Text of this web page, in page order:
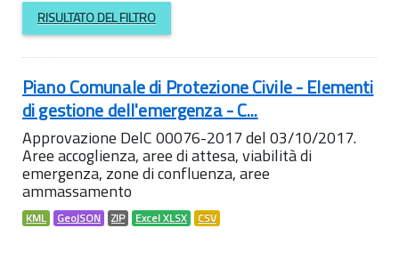
RISULTATO DEL FILTRO
Piano Comunale di Protezione Civile - Elementi
di gestione dell'emergenza - C...
Approvazione DelC 00076-2017 del 03/10/2017.
Aree accoglienza, aree di attesa, viabilità di
emergenza, zone di confluenza, aree
ammassamento
KML GeoJSON ZIP Excel XLSX CSV